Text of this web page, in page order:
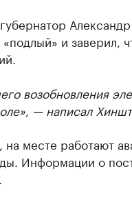
«подлый» и заверил,
возобновления
— написал
месте работают
Информации о